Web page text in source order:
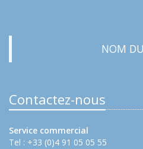
NOM
Contactez-nous
Service commercial
Tel : +33 (0)4 91 05 05 55